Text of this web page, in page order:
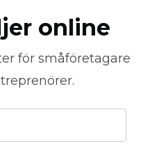
online
för småföretagare